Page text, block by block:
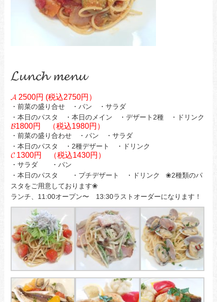
𝓛𝓾𝓷𝓬𝓱 𝓶𝓮𝓷𝓾
𝓐 2500円 (税込2750円）
・前菜の盛り合せ ・パン ・サラダ
・本日のパスタ ・本日のメイン ・デザート2種 ・ドリンク
𝓑1800円 （税込1980円）
・前菜の盛り合わせ ・パン ・サラダ
・本日のパスタ ・2種デザート ・ドリンク
𝓒 1300円 （税込1430円）
・サラダ ・パン
・本日のパスタ ・プチデザート ・ドリンク ❀2種類のパ
スタをご用意しております❀
ランチ、11:00オープン〜 13:30ラストオーダーになります！